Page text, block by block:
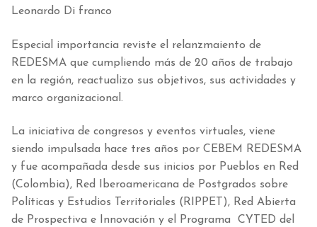
Leonardo Di franco
Especial importancia reviste el relanzmaiento de
REDESMA que cumpliendo más de 20 años de trabajo
en la región, reactualizo sus objetivos, sus actividades y
marco organizacional.
La iniciativa de congresos y eventos virtuales, viene
siendo impulsada hace tres años por CEBEM REDESMA
y fue acompañada desde sus inicios por Pueblos en Red
(Colombia), Red Iberoamericana de Postgrados sobre
Políticas y Estudios Territoriales (RIPPET), Red Abierta
de Prospectiva e Innovación y el Programa CYTED del